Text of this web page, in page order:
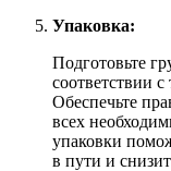
Упаковка:
Подготовьте
соответствии
Обеспечьте
всех
упаковки
в пути и